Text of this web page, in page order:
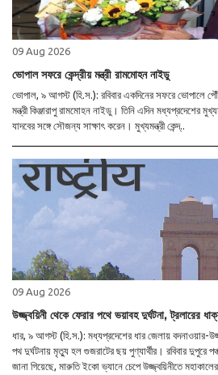
09 Aug 2026
ভোপাল সফরে কেন্দ্রীয় মন্ত্রী রামমোহন নাইডু
ভোপাল, ৯ আগস্ট (হি.স.): রবিবার একদিনের সফরে ভোপালে
মন্ত্রী কিঞ্জারাপু রামমোহন নাইডু। তিনি এদিন মধ্যপ্রদেশের
যাদবের সঙ্গে সৌজন্য সাক্ষাৎ করেন। মুখ্যমন্ত্রী কেন্দ্..
09 Aug 2026
উজ্জ্বয়িনী থেকে ফেরার পথে ভয়াবহ দুর্ঘটনা, ট্রলারের
ধার, ৯ আগস্ট (হি.স.): মধ্যপ্রদেশের ধার জেলায় বদনাওয়ার-
পথ দুর্ঘটনায় মৃত্যু হল গুজরাটের ছয় পুণ্যার্থীর। রবিবার দুপুরে
জানা গিয়েছে, মারুতি ইকো ভ্যানে চেপে উজ্জ্বয়িনীতে